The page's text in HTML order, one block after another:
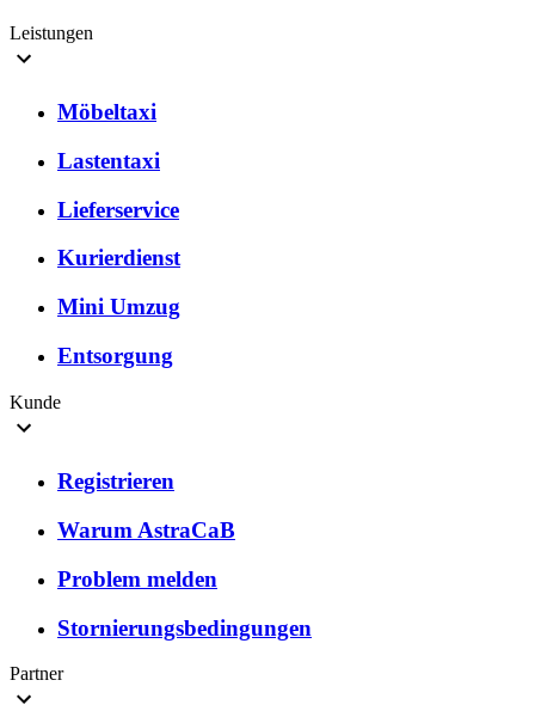
Leistungen
Möbeltaxi
Lastentaxi
Lieferservice
Kurierdienst
Mini Umzug
Entsorgung
Kunde
Registrieren
Warum AstraCaB
Problem melden
Stornierungsbedingungen
Partner